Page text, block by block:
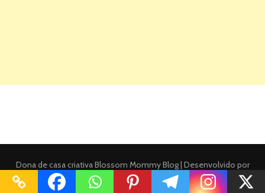
Dona de casa criativaBlossom Mommy Blog | Desenvolvido por
Blossom Themes
. Desenvolvido por WordPress.
Politica de privacidade